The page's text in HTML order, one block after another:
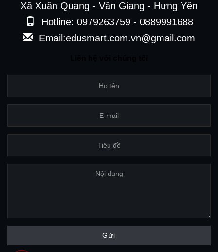
Xã Xuân Quang - Văn Giang - Hưng Yên
Hotline: 0979263759 - 0889991688
Email:edusmart.com.vn@gmail.com